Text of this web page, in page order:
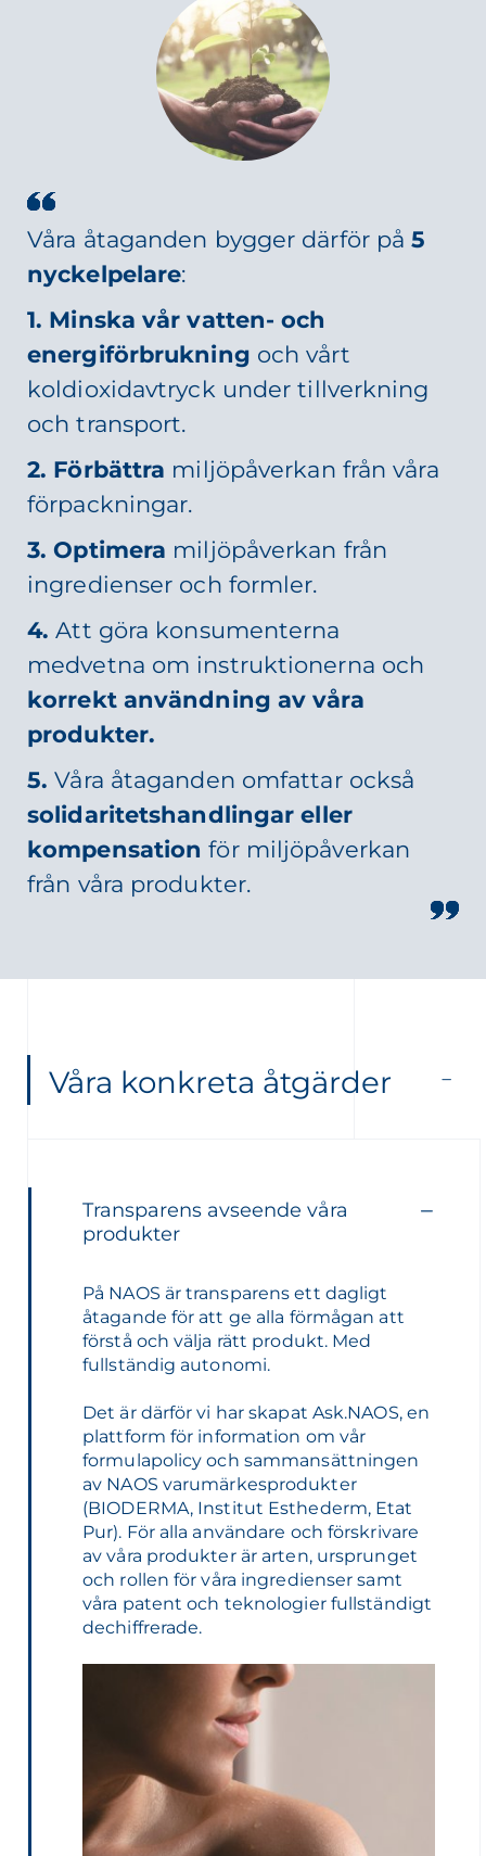
Våra åtaganden bygger därför på5
nyckelpelare:
1. Minska vår vatten- och
energiförbrukning och vårt
koldioxidavtryck under tillverkning
och transport.
2. Förbättra miljöpåverkan från våra
förpackningar.
3. Optimera miljöpåverkan från
ingredienser och formler.
4. Att göra konsumenterna
medvetna om instruktionerna och
korrekt användning av våra
produkter.
5. Våra åtaganden omfattar också
solidaritetshandlingar eller
kompensation för miljöpåverkan
från våra produkter.
Våra konkreta åtgärder
Transparens avseende våra
produkter
På NAOS är transparens ett dagligt
åtagande för att ge alla förmågan att
förstå och välja rätt produkt. Med
fullständig autonomi.
Det är därför vi har skapat Ask.NAOS, en
plattform för information om vår
formulapolicy och sammansättningen
av NAOS varumärkesprodukter
(BIODERMA, Institut Esthederm, Etat
Pur). För alla användare och förskrivare
av våra produkter är arten, ursprunget
och rollen för våra ingredienser samt
våra patent och teknologier fullständigt
dechiffrerade.